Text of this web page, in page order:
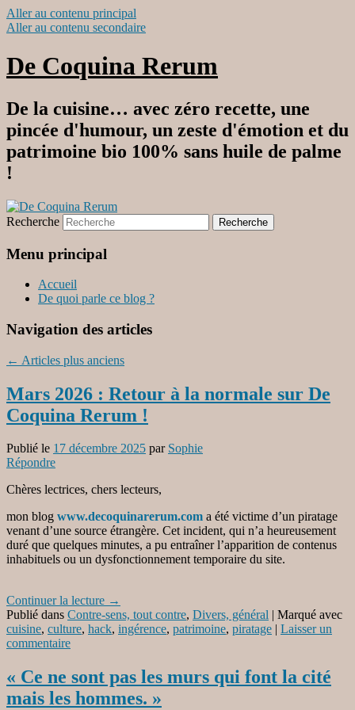
Aller au contenu principal
Aller au contenu secondaire
De Coquina Rerum
De la cuisine… avec zéro recette, une
pincée d'humour, un zeste d'émotion et du
patrimoine bio 100% sans huile de palme
!
Recherche
Menu principal
Accueil
De quoi parle ce blog ?
Navigation des articles
← Articles plus anciens
Mars 2026 : Retour à la normale sur De
Coquina Rerum !
Publié le 17 décembre 2025 par Sophie
Répondre
Chères lectrices, chers lecteurs,
mon blog www.decoquinarerum.com a été victime d’un piratage
venant d’une source étrangère. Cet incident, qui n’a heureusement
duré que quelques minutes, a pu entraîner l’apparition de contenus
inhabituels ou un dysfonctionnement temporaire du site.
Continuer la lecture →
Publié dans Contre-sens, tout contre, Divers, général
Marqué avec
cuisine, culture, hack, ingérence, patrimoine, piratage
Laisser un
commentaire
« Ce ne sont pas les murs qui font la cité
mais les hommes. »